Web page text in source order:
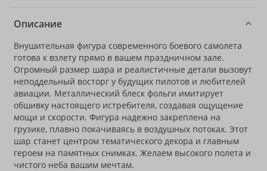
Описание
Внушительная фигура современного боевого самолета
готова к взлету прямо в вашем праздничном зале.
Огромный размер шара и реалистичные детали вызовут
неподдельный восторг у будущих пилотов и любителей
авиации. Металлический блеск фольги имитирует
обшивку настоящего истребителя, создавая ощущение
мощи и скорости. Фигура надежно закреплена на
грузике, плавно покачиваясь в воздушных потоках. Этот
шар станет центром тематического декора и главным
героем на памятных снимках. Желаем высокого полета и
чистого неба вашим мечтам.